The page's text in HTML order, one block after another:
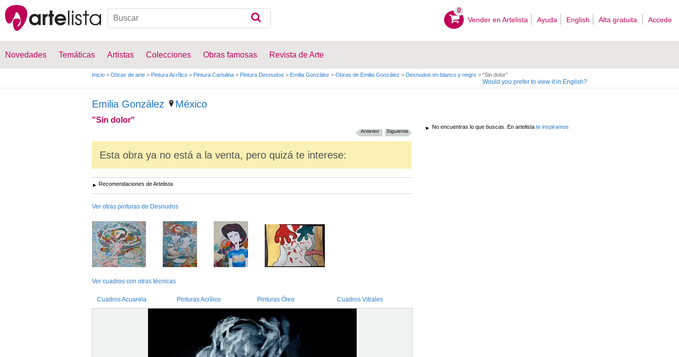
0
Vender en Artelista Ayuda English Alta gratuita Accede
Novedades Temáticas Artistas Colecciones Obras famosas Revista de Arte
Inicio > Obras de arte > Pintura Acrílico > Pintura Cartulina > Pintura Desnudos > Emilia González > Obras de Emilia González > Desnudos en blanco y negro > "Sin dolor"
Would you prefer to view it in English?
Emilia González México
"Sin dolor"
Siguiente
Anterior
Esta obra ya no está a la venta, pero quizá te interese:
Recomendaciones de Artelista
Ver otras pinturas de Desnudos
Ver cuadros con otras técnicas
Cuadros Acuarela Pinturas Acrílico Pinturas Óleo Cuadros Vitrales
No encuentras lo que buscas. En artelista te inspiramos